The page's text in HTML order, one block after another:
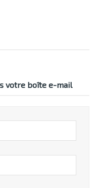
votre boîte e-mail